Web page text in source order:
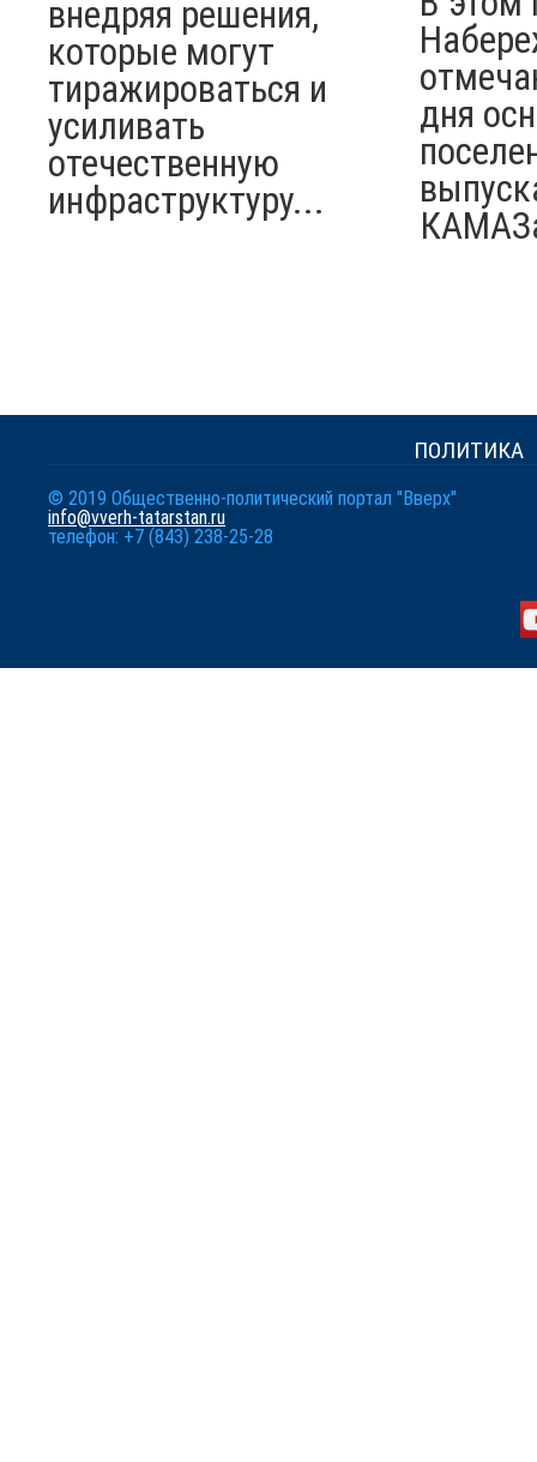
внедряя решения,
которые могут
тиражироваться и
усиливать
отечественную
инфраструктуру...
дня
ПОЛИТИКА
© 2019 Общественно-политический портал "Вверх"
info@vverh-tatarstan.ru
телефон: +7 (843) 238-25-28